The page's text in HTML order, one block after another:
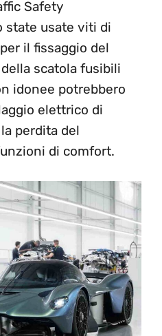
Safety
state usate viti di
il fissaggio del
scatola fusibili
idonee potrebbero
elettrico di
perdita del
di comfort.